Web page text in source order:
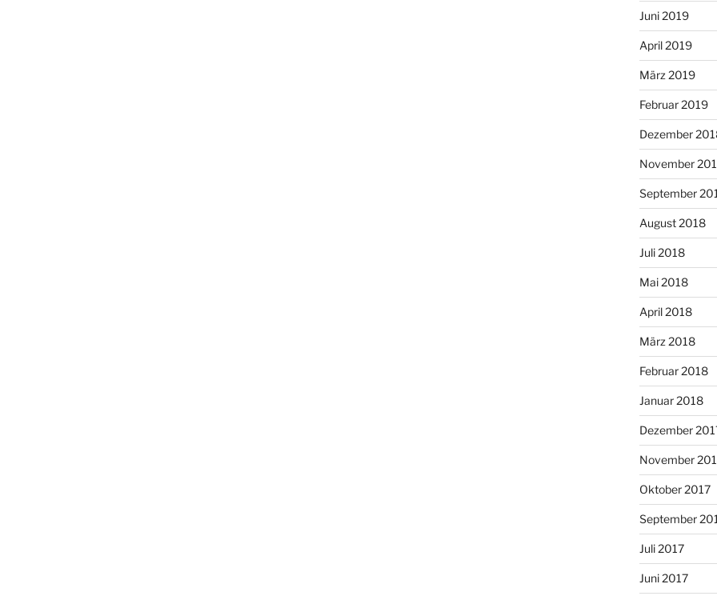
Juni 2019
April 2019
März 2019
Februar 2019
Dezember
November
September
August 2018
Juli 2018
Mai 2018
April 2018
März 2018
Februar 2018
Januar 2018
Dezember
November
Oktober 2017
September
Juli 2017
Juni 2017